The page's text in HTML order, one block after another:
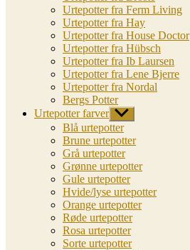
Urtepotter fra Ferm Living
Urtepotter fra Hay
Urtepotter fra House Doctor
Urtepotter fra Hübsch
Urtepotter fra Ib Laursen
Urtepotter fra Lene Bjerre
Urtepotter fra Nordal
Bergs Potter
Urtepotter farver Vis
undermenu
Blå urtepotter
Brune urtepotter
Grå urtepotter
Grønne urtepotter
Gule urtepotter
Hvide/lyse urtepotter
Orange urtepotter
Røde urtepotter
Rosa urtepotter
Sorte urtepotter